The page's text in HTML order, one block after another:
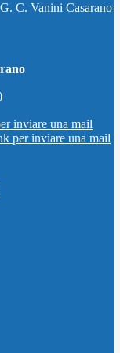
C. Vanini Casarano
inviare una mail
per inviare una mail